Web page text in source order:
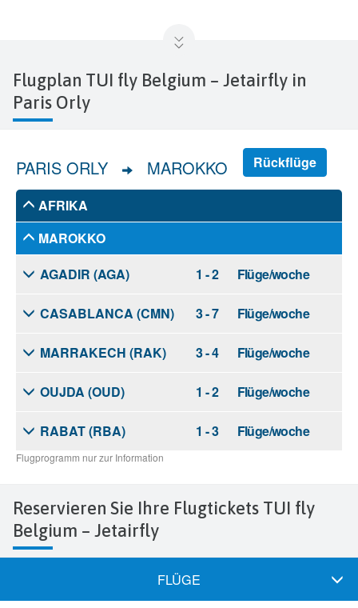
Flugplan TUI fly Belgium – Jetairfly in
Paris Orly
Reservieren Sie Ihre Flugtickets TUI fly
Belgium – Jetairfly